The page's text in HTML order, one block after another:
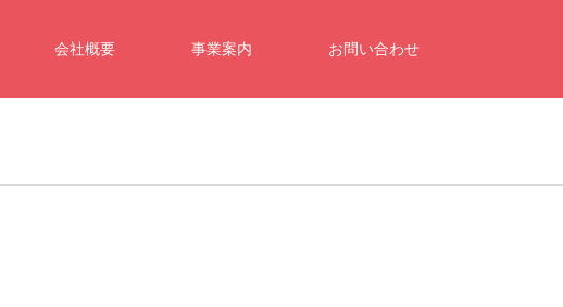
会社概要 事業案内 お問い合わせ